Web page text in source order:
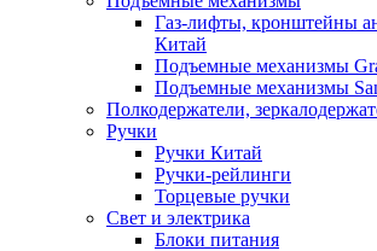
Газ-лифты, кронштейны
Китай
Подъемные механизмы
Подъемные механизмы
Полкодержатели,
Ручки
Ручки Китай
Ручки-рейлинги
Торцевые ручки
Свет и электрика
Блоки питания